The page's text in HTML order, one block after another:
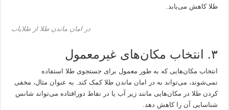
طلا کاهش می‌یابد.
در امان ماندن طلا از طلایاب
۳. انتخاب مکان‌های غیرمعمول
انتخاب مکان‌هایی که به طور معمول برای جستجوی طلا استفاده
نمی‌شوند، می‌تواند به در امان ماندن طلا کمک کند. به عنوان مثال، مخفی
کردن طلا در مکان‌هایی مانند زیر آب یا در نقاط دورافتاده می‌تواند شانس
شناسایی آن را کاهش دهد.